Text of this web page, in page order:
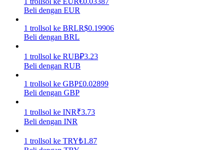
Dapatkan imbalan kompetitif setiap hari
Beli dengan EUR
1 trollsol ke BRLR$0.19906
Beli dengan BRL
1 trollsol ke RUB₽3.23
Beli dengan RUB
1 trollsol ke GBP£0.02899
Beli dengan GBP
1 trollsol ke INR₹3.73
Beli dengan INR
1 trollsol ke TRY₺1.87